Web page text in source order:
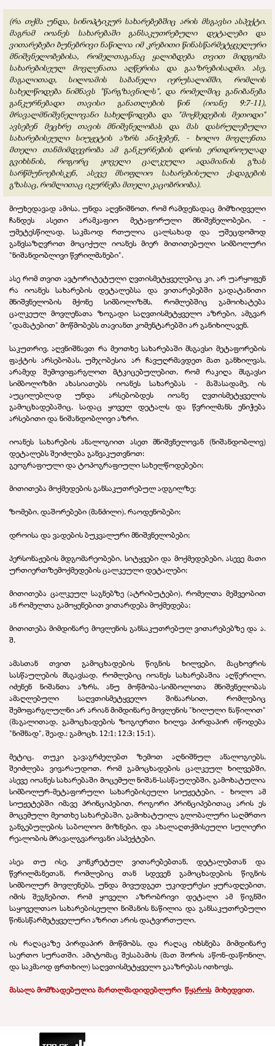
(რა თქმა უნდა, სინოპტიკურ სახარებებშიც არის მსგავსი ასპექტი.
მაგრამ იოანეს სახარებაში განსაკუთრებული დეტალები და
ვითარებები ბუნებრივი ნაწილია იმ კრებითი წინასწარმეტყველური
მნიშვნელობებისა, რომელთაგანაც ყალიბდება თვით მიდგომა
სახარებისეულ მოვლენათა აღწერისა და გააზრებისადმი. ასე,
მაგალითად, სილოამის საბანელი იერუსალიმში, რომლის
სახელწოდება ნიშნავს "წარგზავნილს", და რომელშიც განიბანება
განკურნებადი თავისი განათლების წინ (იოანე 9:7-11),
მრავალმნიშვნელოვანი სახელწოდება და "მოქმედების მეთოდი"
ავსებენ მეცხრე თავის მნიშვნელობას და მას დასრულებული
სახარებისეული სიუჟეტის აზრს ანიჭებენ, - ხოლო მოვლენთა
მთელი თანმიმდევრობა ამ განკურნების დროს ერთდროულად
გვიხსნის, როგორც ყოველი ცალკეული ადამიანის გზას
სარწმუნოებისკენ, ასევე მსოფლიო სახარებისული ქადაგების
გზასაც, რომლითაც იკურნება მთელი კაცობრიობა).
მიუხედავად ამისა, უნდა აღვნიშნოთ, რომ რამდენადაც მიმზიდველი
ჩანდეს ასეთი არამკაფიო მეტაფორული მნიშვნელობები, -
უმეტესწილად, საკმაოდ რთულია ცალსახად და უშეცდომოდ
განვსაზღვროთ მოციქულ იოანეს მიერ მითითებული სიმბოლური
"ნიშანდობლივი წვრილმანები".
ასე რომ თვით ავტორიტეტული ღვთისმეტყველებიც კი, არ უარყოფენ
რა იოანეს სახარების დეტალებსა და ვითარებებში გადატანითი
მნიშვნელობის მქონე სიმბოლიზმს, რომლებშიც გამოიხატება
ცალკეულ მოვლენათა ზოგადი საღვთისმეტყველო აზრები, ამგვარ
"დამატებით" მოწმობებს თავიანთ კომენტარებში არ განიხილავენ.
საკუთრივ, აღვნიშნავთ რა მეოთხე სახარებაში მსგავსი მეტაფორების
ფაქტის არსებობას, უმჯობესია არ ჩავუღრმავდეთ მათ განხილვას,
არამედ შემოვიფარგლოთ მტკიცებულებით, რომ რაკიღა მსგავსი
სიმბოლიზმი ახასიათებს იოანეს სახარებას - მაშასადამე, ის
აუცილებლად უნდა არსებობდეს იოანე ღვთისმეტყველის
გამოცხადებაშიც, სადაც ყოველ დეტალს და წვრილმანს ენიჭება
არსებითი და ნიშანდობლივი აზრი.
იოანეს სახარების ანალოგიით ასეთ მნიშვნელოვან (ნიშანდობლივ)
დეტალებს შეიძლება განვაკუთვნოთ:
გეოგრაფიული და ტოპოგრაფიული სახელწოდებები;
მითითება მოქმედების განსაკუთრებულ ადგილზე;
ზომები, დაშორებები (მანძილი), რაოდენობები;
დროისა და ვადების ბუკვალური მნიშვნელობები;
პერსონაჟების მდგომარეობები, სიტყვები და მოქმედებები, ასევე მათი
ურთიერთზემოქმედების ცალკეული დეტალები;
მითითება ცალკეულ საგნებზე (ატრიბუტები), რომელთა მეშვეობით
ან რომელთა გამოყენებით ვითარდება მოქმედება;
მითითება მიმდინარე მოვლენის განსაკუთრებულ ვითარებებზე და ა.
შ.
ამასთან თვით გამოცხადების წიგნის ხილვები, მაცხოვრის
სასწაულების მსგავსად, რომლებიც იოანეს სახარებაშია აღწერილი,
იძენენ ნიშანთა აზრს, ანუ მოწმობა-სიმბოლოთა მნიშვნელობას
ამაღლებული საღვთისმეტყველო შინაარსით, რომლებიც
შემოფარგლულნი არ არიან მიმდინარე მოვლენის "ხილული ნაწილით"
(მაგალითად, გამოცხადების ზოგიერთი ხილვა პირდაპირ იწოდება
"ნიშნად", შეად.: გამოცხ. 12:1; 12:3; 15:1).
მეტიც, თუკი გავაგრძელებთ ზემოთ აღნიშნულ ანალოგიებს,
შეიძლება ვივარაუდოთ, რომ გამოცხადების ცალკეულ ხილვებში,
ასევე იოანეს სახარებაში მოცემულ ნიშან-სასწაულებში, გამოხატულია
სიმბოლურ-მეტაფორული სახარებისეული სიუჟეტები, - ხოლო ამ
სიუჟეტებში იმავე პრინციპებით, როგორი პრინციპებითაც არის ეს
მოცემული მეოთხე სახარებაში, გამოხატუილა გლობალური საღმრთო
განგებულების საბოლოო მიზნები, და ახალაღთქმისეული სულიერი
რეალობის მრავალგვაროვანი ასპექტები.
ასეა თუ ისე, კონკრეტულ ვითარებებთან, დეტალებთან და
წვრილმანეთან, რომლებიც თან სდევენ გამოცხადების წიგნის
სიმბოლურ მოვლენებს, უნდა მივუდგეთ უკიდურესი ყურადღებით,
იმის შეგნებით, რომ ყოველი აზრობრივი დეტალი ამ წიგნში
საყოველთაო სახარებისეული ნიშანის ნაწილია და განსაკუთრებული
წინასწარმეტყველური აზრით არის დატვირთული.
ის რაღაცაზე პირდაპირ მოწმობს, და რაღაც იხსნება მიმდინარე
საერთო სურათში. ამიტომაც შესაბამის (მათ შორის აწონ-დაწონილ,
და საკმაოდ ფრთხილ) საღვთისმეტყველო გააზრებას ითხოვს.
მასალა მომზადებულია მართლმადიდებლური წყაროს. მიხედვით.